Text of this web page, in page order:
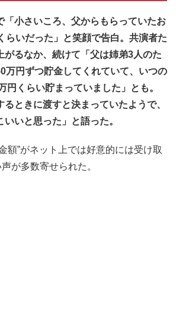
「小さいころ、父からもらっていたお
らいだった」と笑顔で告白。共演者た
がるなか、続けて「父は姉弟3人のた
万円ずつ貯金してくれていて、いつの
円くらい貯まっていました」とも。
ときに渡すと決まっていたようで、
いと思った」と語った。
額”がネット上では好意的には受け取
が多数寄せられた。